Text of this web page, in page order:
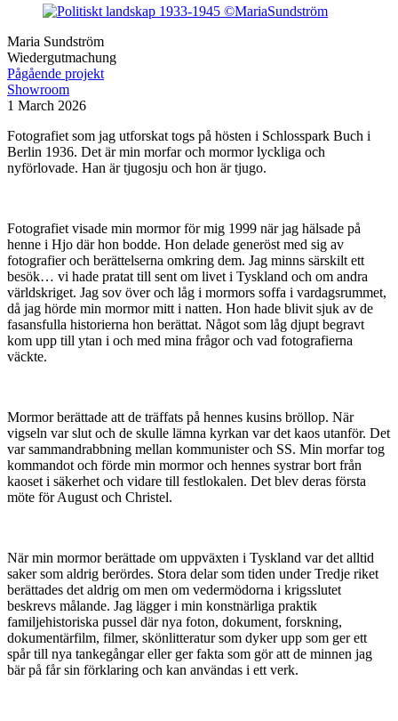
Maria Sundström
Wiedergutmachung
Pågående projekt
Showroom
1 March 2026
Fotografiet som jag utforskat togs på hösten i Schlosspark Buch i
Berlin 1936. Det är min morfar och mormor lyckliga och
nyförlovade. Han är tjugosju och hon är tjugo.
Fotografiet visade min mormor för mig 1999 när jag hälsade på
henne i Hjo där hon bodde. Hon delade generöst med sig av
fotografier och berättelserna omkring dem. Jag minns särskilt ett
besök… vi hade pratat till sent om livet i Tyskland och om andra
världskriget. Jag sov över och låg i mormors soffa i vardagsrummet,
då jag hörde min mormor mitt i natten. Hon hade blivit sjuk av de
fasansfulla historierna hon berättat. Något som låg djupt begravt
kom upp till ytan i och med mina frågor och vad fotografierna
väckte.
Mormor berättade att de träffats på hennes kusins bröllop. När
vigseln var slut och de skulle lämna kyrkan var det kaos utanför. Det
var sammandrabbning mellan kommunister och SS. Min morfar tog
kommandot och förde min mormor och hennes systrar bort från
kaoset i säkerhet och vidare till festlokalen. Det blev deras första
möte för August och Christel.
När min mormor berättade om uppväxten i Tyskland var det alltid
saker som aldrig berördes. Stora delar som tiden under Tredje riket
berättades det aldrig om men om vedermödorna i krigsslutet
beskrevs målande. Jag lägger i min konstnärliga praktik
familjehistoriska pussel där nya foton, dokument, forskning,
dokumentärfilm, filmer, skönlitteratur som dyker upp som ger ett
spår till nya tankegångar eller ger fakta som gör att de minnen jag
bär på får sin förklaring och kan användas i ett verk.